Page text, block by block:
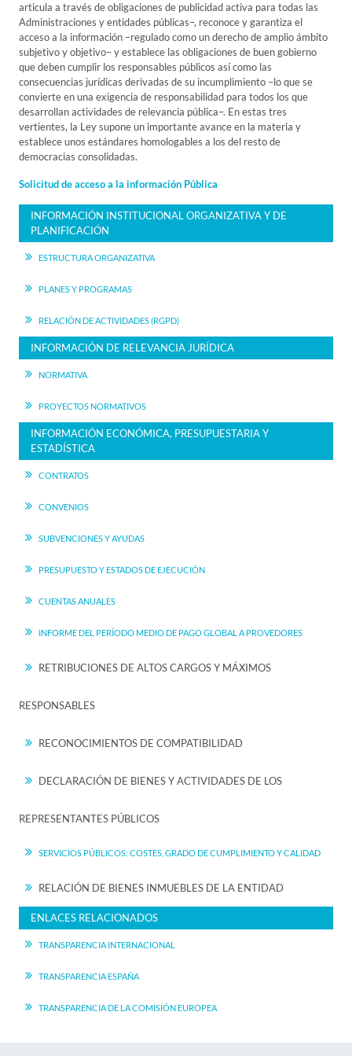
articula a través de obligaciones de publicidad activa para todas las
Administraciones y entidades públicas–, reconoce y garantiza el
acceso a la información –regulado como un derecho de amplio ámbito
subjetivo y objetivo– y establece las obligaciones de buen gobierno
que deben cumplir los responsables públicos así como las
consecuencias jurídicas derivadas de su incumplimiento –lo que se
convierte en una exigencia de responsabilidad para todos los que
desarrollan actividades de relevancia pública–. En estas tres
vertientes, la Ley supone un importante avance en la materia y
establece unos estándares homologables a los del resto de
democracias consolidadas.
Solicitud de acceso a la información Pública
INFORMACIÓN INSTITUCIONAL ORGANIZATIVA Y DE
PLANIFICACIÓN
ESTRUCTURA ORGANIZATIVA
PLANES Y PROGRAMAS
RELACIÓN DE ACTIVIDADES (RGPD)
INFORMACIÓN DE RELEVANCIA JURÍDICA
NORMATIVA
PROYECTOS NORMATIVOS
INFORMACIÓN ECONÓMICA, PRESUPUESTARIA Y
ESTADÍSTICA
CONTRATOS
CONVENIOS
SUBVENCIONES Y AYUDAS
PRESUPUESTO Y ESTADOS DE EJECUCIÓN
CUENTAS ANUALES
INFORME DEL PERÍODO MEDIO DE PAGO GLOBAL A PROVEDORES
RETRIBUCIONES DE ALTOS CARGOS Y MÁXIMOS
RESPONSABLES
RECONOCIMIENTOS DE COMPATIBILIDAD
DECLARACIÓN DE BIENES Y ACTIVIDADES DE LOS
REPRESENTANTES PÚBLICOS
SERVICIOS PÚBLICOS: COSTES, GRADO DE CUMPLIMIENTO Y CALIDAD
RELACIÓN DE BIENES INMUEBLES DE LA ENTIDAD
ENLACES RELACIONADOS
TRANSPARENCIA INTERNACIONAL
TRANSPARENCIA ESPAÑA
TRANSPARENCIA DE LA COMISIÓN EUROPEA